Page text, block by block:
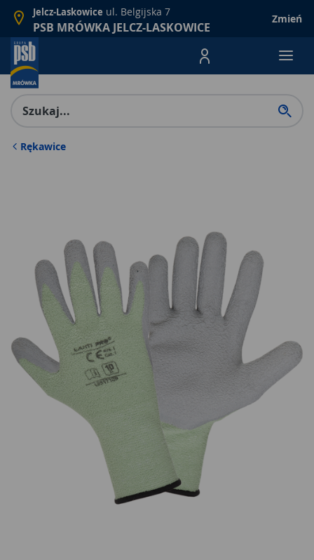
Jelcz-Laskowice ul. Belgijska 7
PSB MRÓWKA JELCZ-LASKOWICE
Zmień
Menu Produktów,
Rękawice